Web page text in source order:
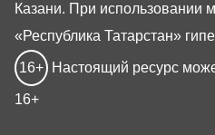
Казани. При использовании
«Республика Татарстан»
16+ Настоящий ресурс
16+